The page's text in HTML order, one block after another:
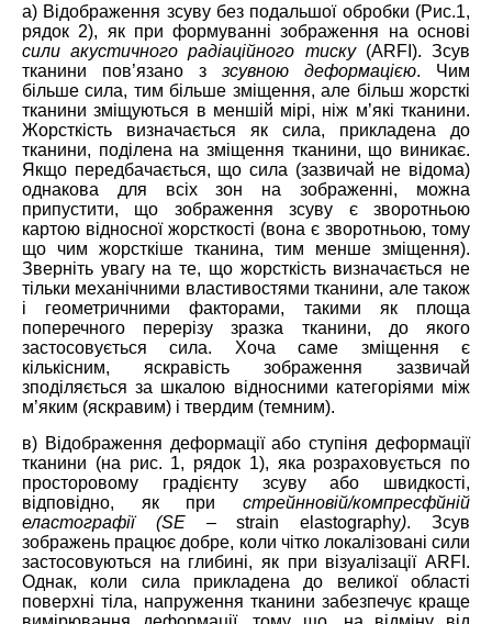
а) Відображення зсуву без подальшої обробки (Рис.1,
рядок 2), як при формуванні зображення на основі
сили акустичного радіаційного тиску(ARFI). Зсув
тканини пов’язано з зсувною деформацією. Чим
більше сила, тим більше зміщення, але більш жорсткі
тканини зміщуються в меншій мірі, ніж м’які тканини.
Жорсткість визначається як сила, прикладена до
тканини, поділена на зміщення тканини, що виникає.
Якщо передбачається, що сила (зазвичай не відома)
однакова для всіх зон на зображенні, можна
припустити, що зображення зсуву є зворотньою
картою відносної жорсткості (вона є зворотньою, тому
що чим жорсткіше тканина, тим менше зміщення).
Зверніть увагу на те, що жорсткість визначається не
тільки механічними властивостями тканини, але також
і геометричними факторами, такими як площа
поперечного перерізу зразка тканини, до якого
застосовується сила. Хоча саме зміщення є
кількісним, яскравість зображення зазвичай
зподіляється за шкалою відносними категоріями між
м’яким (яскравим) і твердим (темним).
в) Відображення деформації або ступіня деформації
тканини (на рис. 1, рядок 1), яка розраховується по
просторовому градієнту зсуву або швидкості,
відповідно, як при стрейнновій/компресфйній
еластографії (SE –strain elastography). Зсув
зображень працює добре, коли чітко локалізовані сили
застосовуються на глибині, як при візуалізації ARFI.
Однак, коли сила прикладена до великої області
поверхні тіла, напруження тканини забезпечує краще